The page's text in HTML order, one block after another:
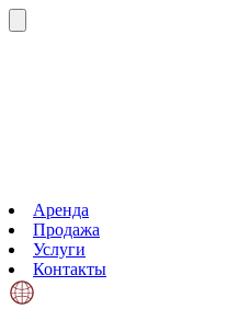
Аренда
Продажа
Услуги
Контакты